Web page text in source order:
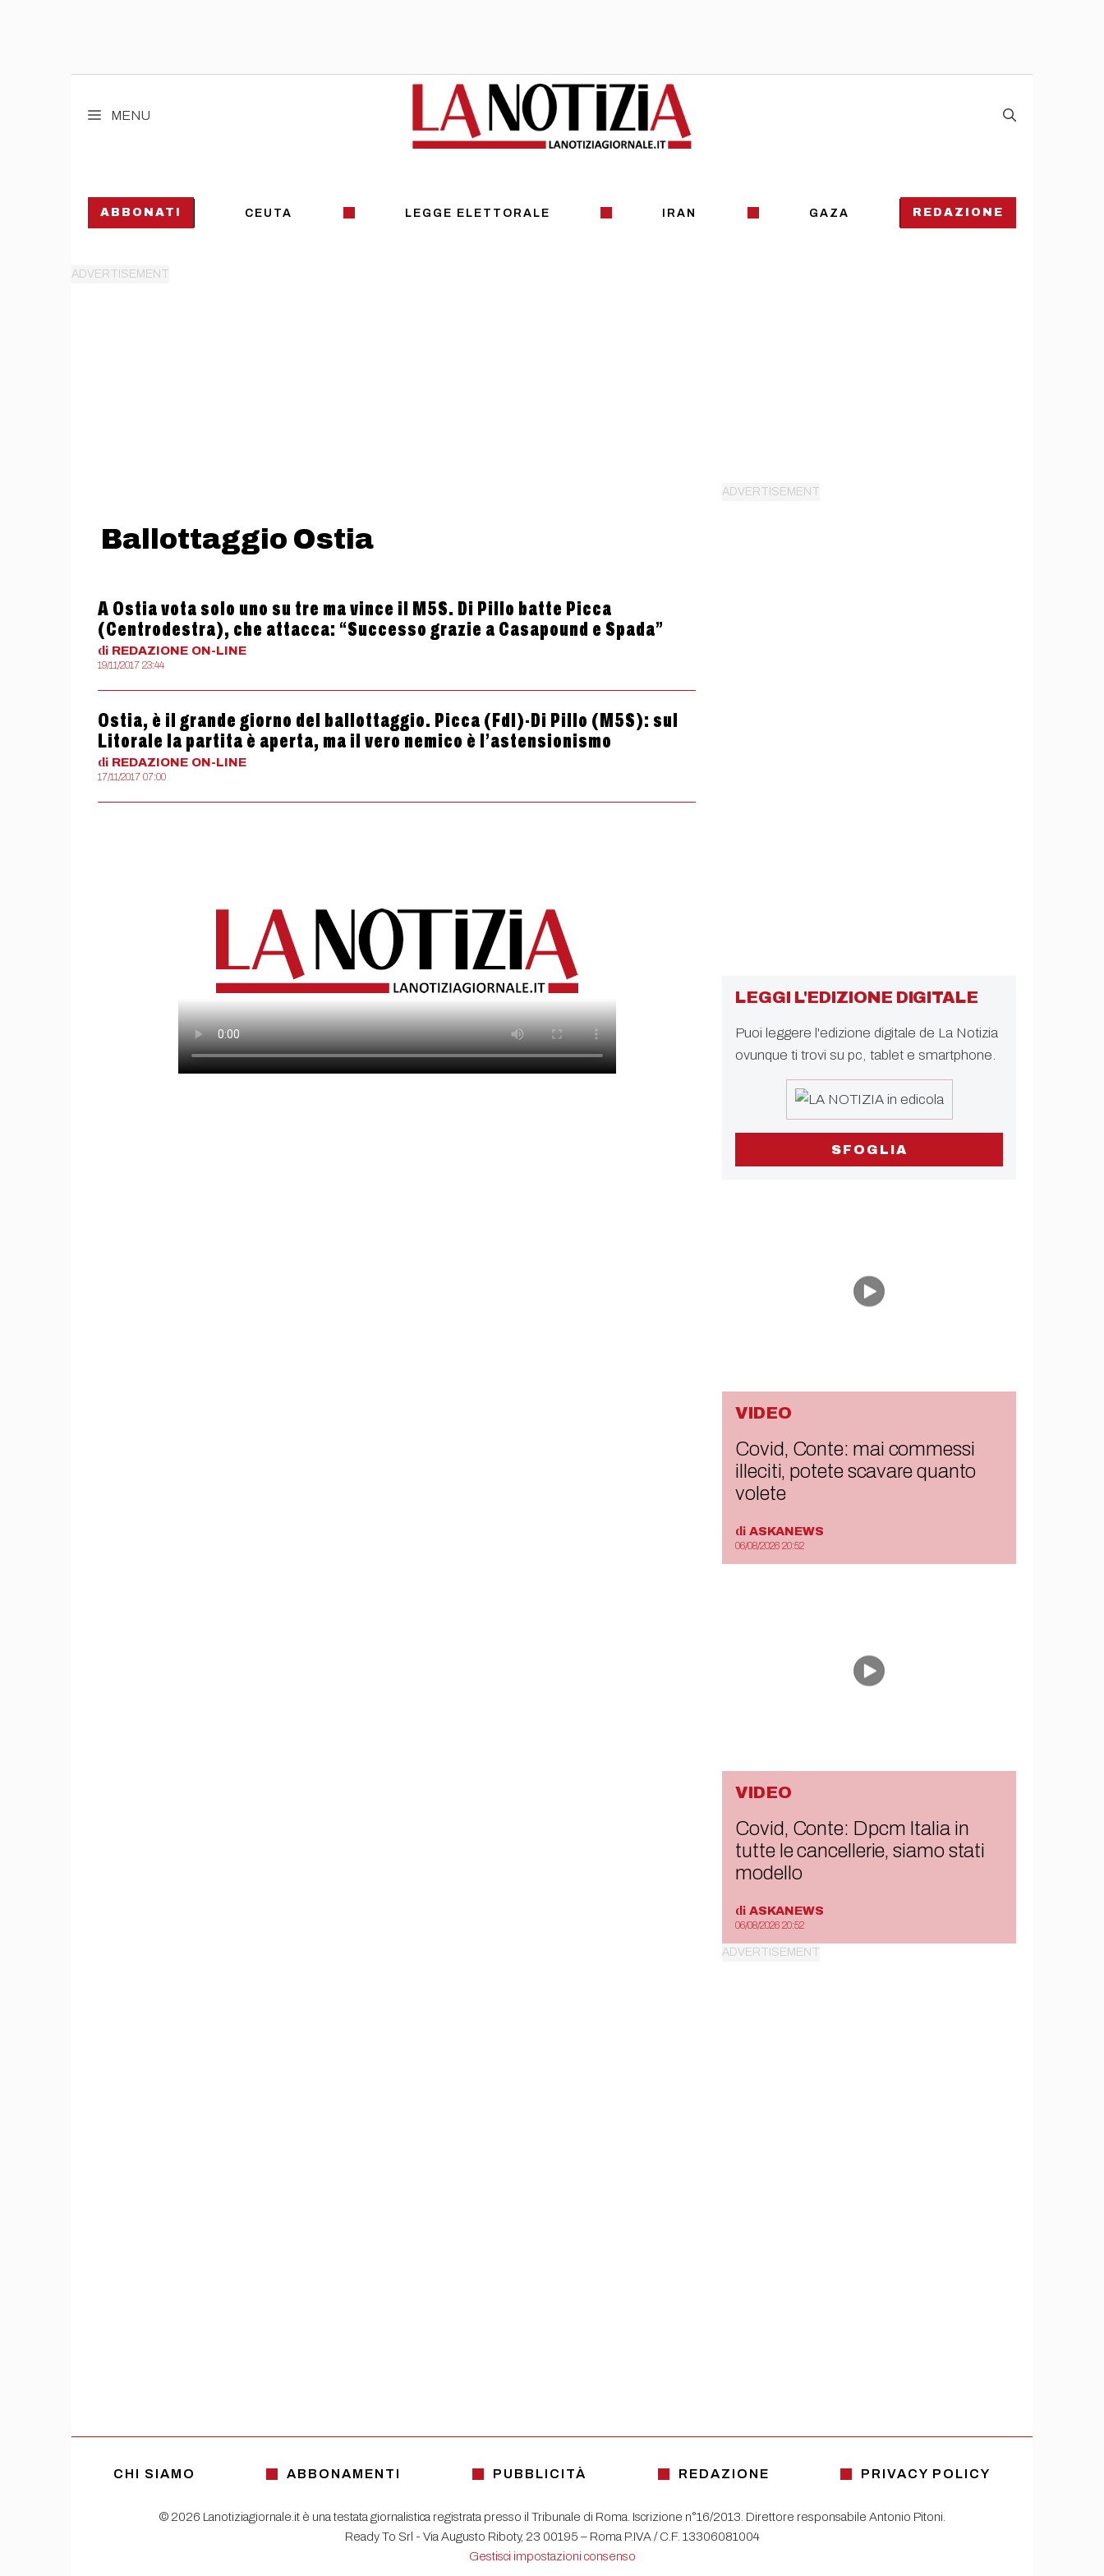
MENU
ABBONATI CEUTA LEGGE ELETTORALE IRAN GAZA REDAZIONE
Ballottaggio Ostia
A Ostia vota solo uno su tre ma vince il M5S. Di Pillo batte Picca
(Centrodestra), che attacca: “Successo grazie a Casapound e Spada”
di REDAZIONE ON-LINE
19/11/2017 23:44
Ostia, è il grande giorno del ballottaggio. Picca (FdI)-Di Pillo (M5S): sul
Litorale la partita è aperta, ma il vero nemico è l’astensionismo
di REDAZIONE ON-LINE
17/11/2017 07:00
LEGGI L'EDIZIONE DIGITALE
Puoi leggere l'edizione digitale de La Notizia
ovunque ti trovi su pc, tablet e smartphone.
SFOGLIA
VIDEO
Covid, Conte: mai commessi
illeciti, potete scavare quanto
volete
di ASKANEWS
06/08/2026 20:52
VIDEO
Covid, Conte: Dpcm Italia in
tutte le cancellerie, siamo stati
modello
di ASKANEWS
06/08/2026 20:52
CHI SIAMO ABBONAMENTI PUBBLICITÀ REDAZIONE PRIVACY POLICY
© 2026 Lanotiziagiornale.it è una testata giornalistica registrata presso il Tribunale di Roma. Iscrizione n°16/2013. Direttore responsabile Antonio Pitoni.
Ready To Srl - Via Augusto Riboty, 23 00195 – Roma P.IVA / C.F. 13306081004
Gestisci impostazioni consenso